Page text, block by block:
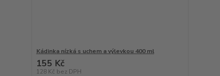
Kádinka nízká s uchem a výlevkou 400 ml
155 Kč
128 Kč bez DPH